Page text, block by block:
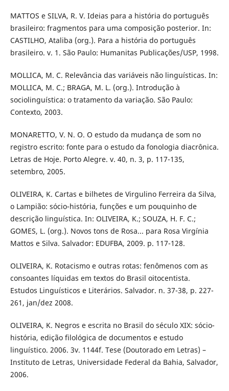
MATTOS e SILVA, R. V. Ideias para a história do português
brasileiro: fragmentos para uma composição posterior. In:
CASTILHO, Ataliba (org.). Para a história do português
brasileiro. v. 1. São Paulo: Humanitas Publicações/USP, 1998.
MOLLICA, M. C. Relevância das variáveis não linguísticas. In:
MOLLICA, M. C.; BRAGA, M. L. (org.). Introdução à
sociolinguística: o tratamento da variação. São Paulo:
Contexto, 2003.
MONARETTO, V. N. O. O estudo da mudança de som no
registro escrito: fonte para o estudo da fonologia diacrônica.
Letras de Hoje. Porto Alegre. v. 40, n. 3, p. 117-135,
setembro, 2005.
OLIVEIRA, K. Cartas e bilhetes de Virgulino Ferreira da Silva,
o Lampião: sócio-história, funções e um pouquinho de
descrição linguística. In: OLIVEIRA, K.; SOUZA, H. F. C.;
GOMES, L. (org.). Novos tons de Rosa... para Rosa Virgínia
Mattos e Silva. Salvador: EDUFBA, 2009. p. 117-128.
OLIVEIRA, K. Rotacismo e outras rotas: fenômenos com as
consoantes líquidas em textos do Brasil oitocentista.
Estudos Linguísticos e Literários. Salvador. n. 37-38, p. 227-
261, jan/dez 2008.
OLIVEIRA, K. Negros e escrita no Brasil do século XIX: sócio-
história, edição filológica de documentos e estudo
linguístico. 2006. 3v. 1144f. Tese (Doutorado em Letras) –
Instituto de Letras, Universidade Federal da Bahia, Salvador,
2006.